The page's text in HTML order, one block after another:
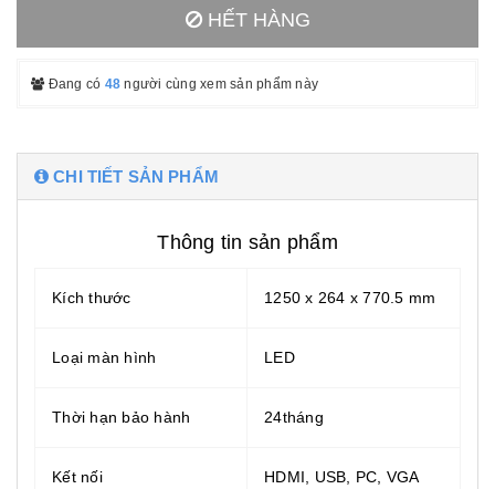
HẾT HÀNG
Đang có 48 người cùng xem sản phẩm này
CHI TIẾT SẢN PHẨM
Thông tin sản phẩm
Kích thước 1250 x 264 x 770.5 mm
Loại màn hình LED
Thời hạn bảo hành 24tháng
Kết nối HDMI, USB, PC, VGA